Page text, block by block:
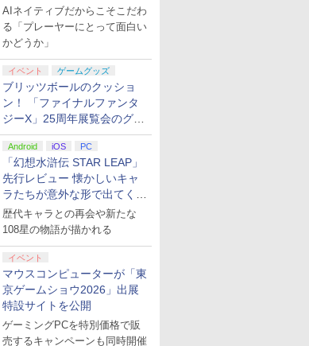
る“AI活用の信念”とは？【講
演レポート】
AIネイティブだからこそこだわ
る「プレーヤーにとって面白い
かどうか」
イベント ゲームグッズ
ブリッツボールのクッショ
ン！ 「ファイナルファンタ
ジーX」25周年展覧会のグッ
ズ情報が公開
Android iOS PC
「幻想水滸伝 STAR LEAP」
先行レビュー 懐かしいキャ
ラたちが意外な形で出てくる
シリーズ完全新作！
歴代キャラとの再会や新たな
108星の物語が描かれる
イベント
マウスコンピューターが「東
京ゲームショウ2026」出展
特設サイトを公開
ゲーミングPCを特別価格で販
売するキャンペーンも同時開催